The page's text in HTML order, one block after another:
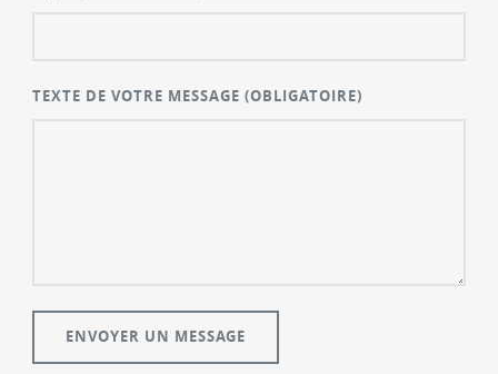
TEXTE DE VOTRE MESSAGE(OBLIGATOIRE)